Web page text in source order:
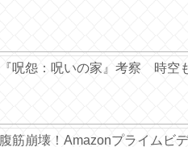
『呪怨：呪いの家』考察 時空
腹筋崩壊！Amazonプライムビ